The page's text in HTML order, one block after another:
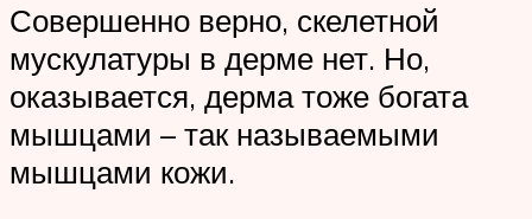
Совершенно верно, скелетной
мускулатуры в дерме нет. Но,
оказывается, дерма тоже богата
мышцами – так называемыми
мышцами кожи.